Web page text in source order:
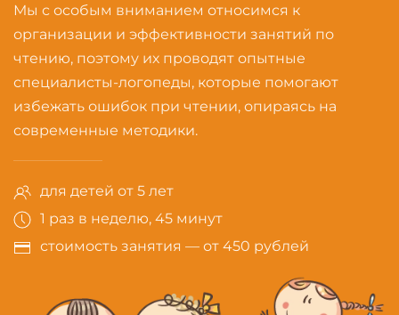
Мы с особым вниманием относимся к
организации и эффективности занятий по
чтению, поэтому их проводят опытные
специалисты-логопеды, которые помогают
избежать ошибок при чтении, опираясь на
современные методики.
для детей от 5 лет
1 раз в неделю, 45 минут
стоимость занятия — от 450 рублей